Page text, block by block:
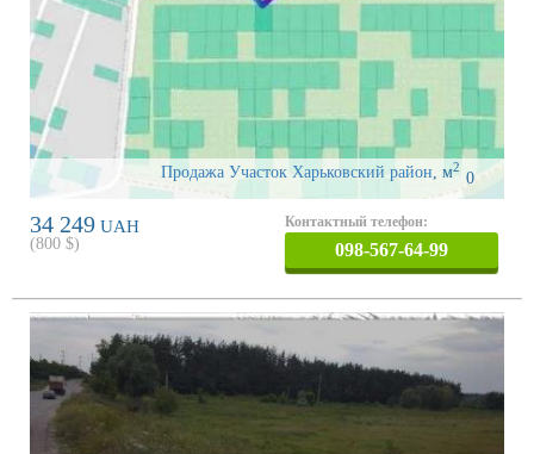
Продажа Участок Харьковский район, 0
м2
34 249 UAH
(800 $)
Контактный телефон:
098-567-64-99